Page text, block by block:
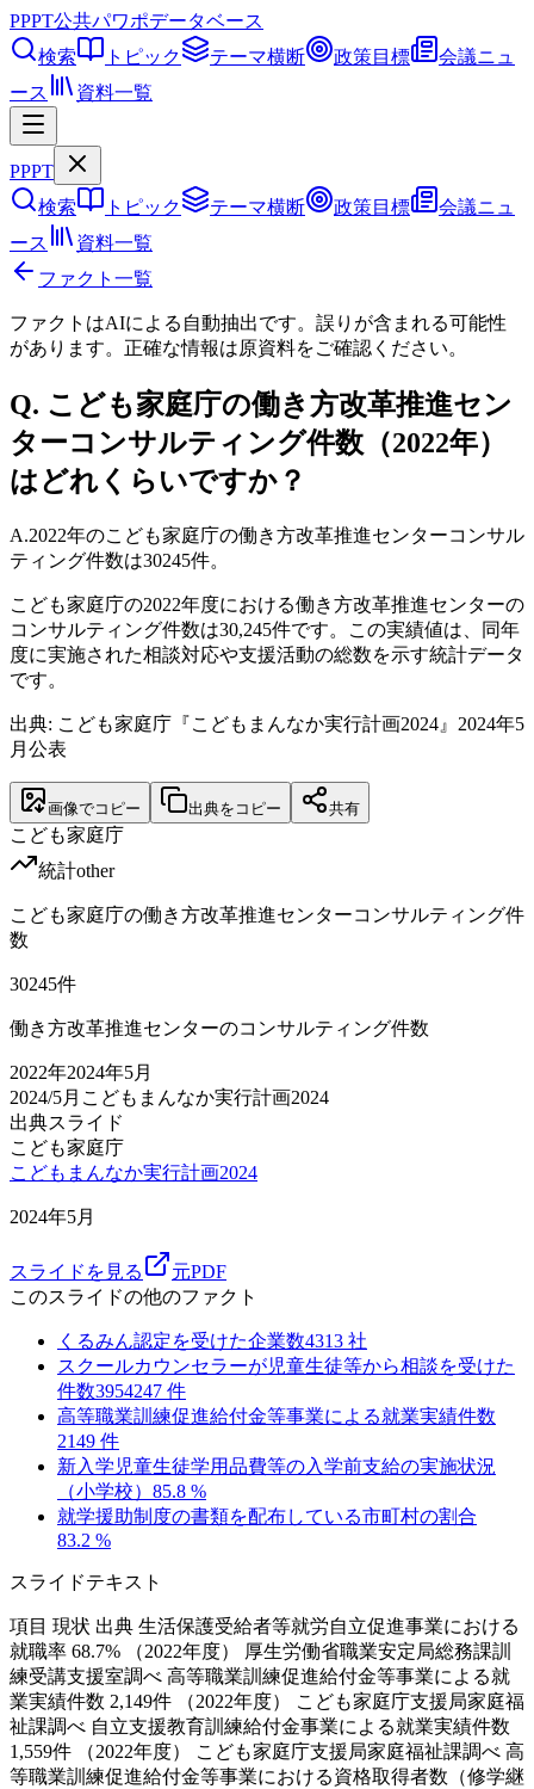
PPPT公共パワポデータベース
検索
トピック テーマ横断 政策目標
会議ニュ
ース
資料一覧
PPPT
検索
トピック テーマ横断 政策目標
会議ニュ
ース
資料一覧
ファクト一覧
ファクトはAIによる自動抽出です。誤りが含まれる可能性
があります。正確な情報は原資料をご確認ください。
Q. こども家庭庁の働き方改革推進セン
ターコンサルティング件数（2022年）
はどれくらいですか？
A.2022年のこども家庭庁の働き方改革推進センターコンサル
ティング件数は30245件。
こども家庭庁の2022年度における働き方改革推進センターの
コンサルティング件数は30,245件です。この実績値は、同年
度に実施された相談対応や支援活動の総数を示す統計データ
です。
出典: こども家庭庁『こどもまんなか実行計画2024』2024年5
月公表
画像でコピー 出典をコピー 共有
こども家庭庁
統計other
こども家庭庁の働き方改革推進センターコンサルティング件
数
30245件
働き方改革推進センターのコンサルティング件数
2022年2024年5月
2024/5月 こどもまんなか実行計画2024
出典スライド
こども家庭庁
こどもまんなか実行計画2024
2024年5月
スライドを見る
元PDF
このスライドの他のファクト
くるみん認定を受けた企業数4313 社
スクールカウンセラーが児童生徒等から相談を受けた
件数3954247 件
高等職業訓練促進給付金等事業による就業実績件数
2149 件
新入学児童生徒学用品費等の入学前支給の実施状況
（小学校） 85.8 %
就学援助制度の書類を配布している市町村の割合
83.2 %
スライドテキスト
項目 現状 出典 生活保護受給者等就労自立促進事業における
就職率 68.7% （2022年度） 厚生労働省職業安定局総務課訓
練受講支援室調べ 高等職業訓練促進給付金等事業による就
業実績件数 2,149件 （2022年度） こども家庭庁支援局家庭福
祉課調べ 自立支援教育訓練給付金事業による就業実績件数
1,559件 （2022年度） こども家庭庁支援局家庭福祉課調べ 高
等職業訓練促進給付金等事業における資格取得者数（修学継